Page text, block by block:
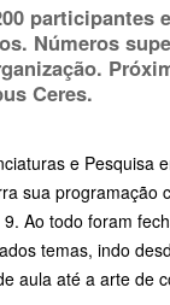
participantes
Números
Ceres.
e Pesquisa
sua programação
Ao todo foram
temas, indo
aula até a arte de